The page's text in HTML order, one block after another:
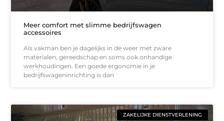
Meer comfort met slimme bedrijfswagen
accessoires
Als vakman ben je dagelijks in de weer met zware
materialen, gereedschap en soms ook onhandige
werkhoudingen. Een goede ergonomie in je
bedrijfswageninrichting is dan
ZAKELIJKE DIENSTVERLENING